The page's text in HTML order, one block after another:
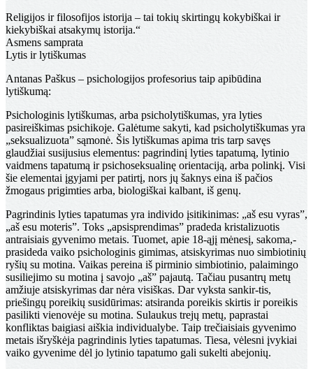
Religijos ir filosofijos istorija – tai tokių skirtingų kokybiškai ir
kiekybiškai atsakymų istorija.“
Asmens samprata
Lytis ir lytiškumas
Antanas Paškus – psichologijos profesorius taip apibūdina
lytiškumą:
Psichologinis lytiškumas, arba psicholytiškumas, yra lyties
pasireiškimas psichikoje. Galėtume sakyti, kad psicholytiš­kumas yra
„seksualizuota” sąmonė. Šis lytiškumas apima tris tarp savęs
glaudžiai susijusius elementus: pagrindinį lyties tapatumą, lytinio
vaidmens tapatumą ir psichoseksualinę orientaciją, arba polinkį. Visi
šie elementai įgyjami per pa­tirtį, nors jų šaknys eina iš pačios
žmogaus prigimties arba, biologiškai kalbant, iš genų.
Pagrindinis lyties tapatumas yra individo įsitikinimas: „aš esu vyras”,
„aš esu moteris”. Toks „apsisprendimas” pradeda kristalizuotis
antraisiais gyvenimo metais. Tuomet, apie 18-ąjį mėnesį, sakoma,-
prasideda vaiko psichologi­nis gimimas, atsiskyrimas nuo simbiotinių
ryšių su motina. Vaikas pereina iš pirminio simbiotinio, palaimingo
susilie­jimo su motina į savojo „aš” pajautą. Tačiau pusantrų metų
amžiuje atsiskyrimas dar nėra visiškas. Dar vyksta sankir-tis,
priešingų poreikių susidūrimas: atsiranda poreikis skirtis ir poreikis
pasilikti vienovėje su motina. Sulaukus trejų me­tų, paprastai
konfliktas baigiasi aiškia individualybe. Taip trečiaisiais gyvenimo
metais išryškėja pagrindinis lyties ta­patumas. Tiesa, vėlesni įvykiai
vaiko gyvenime dėl jo lytinio tapatumo gali sukelti abejonių.